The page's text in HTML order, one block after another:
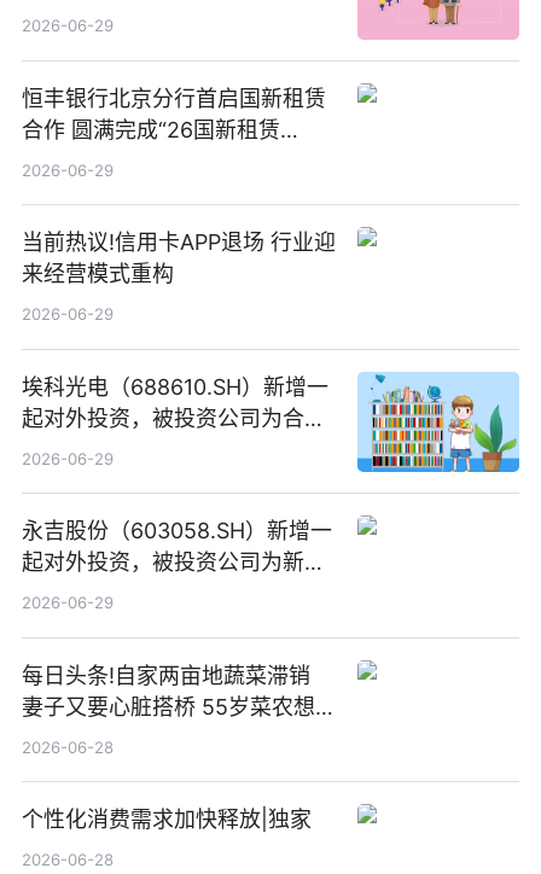
扎根生长
2026-06-29
恒丰银行北京分行首启国新租赁
合作 圆满完成“26国新租赁
SCP003”发行_焦点精选
2026-06-29
当前热议!信用卡APP退场 行业迎
来经营模式重构
2026-06-29
埃科光电（688610.SH）新增一
起对外投资，被投资公司为合肥
元随信息技术有限公司
2026-06-29
永吉股份（603058.SH）新增一
起对外投资，被投资公司为新绘
纪（重庆）科技有限公司
2026-06-29
每日头条!自家两亩地蔬菜滞销
妻子又要心脏搭桥 55岁菜农想
多卖点菜筹治病钱
2026-06-28
个性化消费需求加快释放|独家
2026-06-28